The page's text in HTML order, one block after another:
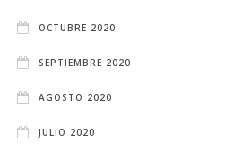
OCTUBRE 2020
SEPTIEMBRE 2020
AGOSTO 2020
JULIO 2020